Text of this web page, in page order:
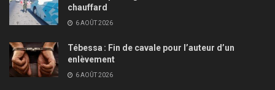
chauffard
6 AOÛT 2026
Tébessa : Fin de cavale pour l’auteur d’un
enlèvement
6 AOÛT 2026